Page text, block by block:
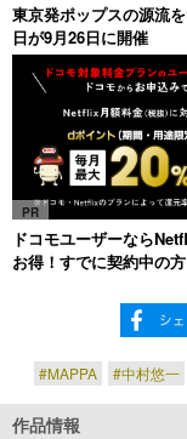
東京発ポップスの源流
日が9月26日に開催
PR
ドコモユーザーなら
お得！すでに契約中の
#MAPPA #中村悠一
作品情報